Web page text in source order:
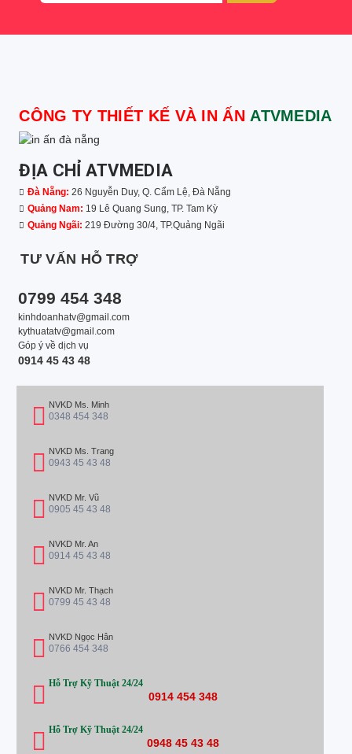
CÔNG TY THIẾT KẾ VÀ IN ẤN ATVMEDIA
ĐỊA CHỈ ATVMEDIA
Đà Nẵng: 26 Nguyễn Duy, Q. Cẩm Lệ, Đà Nẵng
Quảng Nam: 19 Lê Quang Sung, TP. Tam Kỳ
Quảng Ngãi: 219 Đường 30/4, TP.Quảng Ngãi
TƯ VẤN HỖ TRỢ
0799 454 348
kinhdoanhatv@gmail.com
kythuatatv@gmail.com
Góp ý về dịch vụ
0914 45 43 48
NVKD Ms. Minh
0348 454 348
NVKD Ms. Trang
0943 45 43 48
NVKD Mr. Vũ
0905 45 43 48
NVKD Mr. An
0914 45 43 48
NVKD Mr. Thạch
0799 45 43 48
NVKD Ngọc Hân
0766 454 348
Hỗ Trợ Kỹ Thuật 24/24
0914 454 348
Hỗ Trợ Kỹ Thuật 24/24
0948 45 43 48